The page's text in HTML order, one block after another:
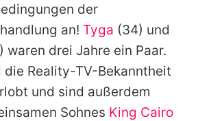
Impressum
Utiq verwalten
der
an! Tyga (34) und
waren drei Jahre ein Paar.
die Reality-TV-Bekanntheit
und sind außerdem
Sohnes King Cairo